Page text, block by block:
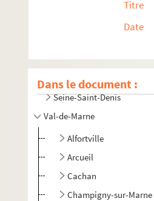
Titre
Date
Dans le document :
Essonne
Hauts-de-Seine
Seine-Saint-Denis
Val-de-Marne
Alfortville
Arcueil
Cachan
Champigny-sur-Marne